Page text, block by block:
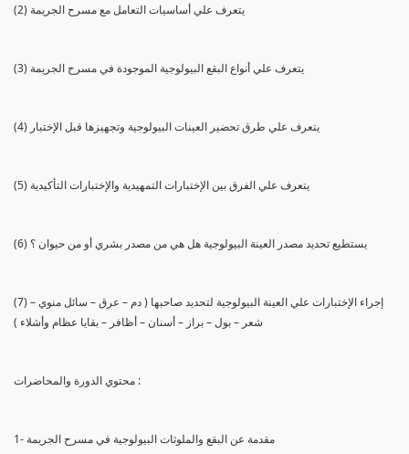
(2) يتعرف علي أساسيات التعامل مع مسرح الجريمة
(3) يتعرف علي أنواع البقع البيولوجية الموجودة في مسرح الجريمة
(4) يتعرف علي طرق تحضير العينات البيولوجية وتجهيزها قبل الإختبار
(5) يتعرف علي الفرق بين الإختبارات التمهيدية والإختبارات التأكيدية
(6) يستطيع تحديد مصدر العينة البيولوجية هل هي من مصدر بشري أو من حيوان ؟
(7) إجراء الإختبارات علي العينة البيولوجية لتحديد صاحبها ( دم – عرق – سائل منوي –
شعر – بول – براز – أسنان – أظافر – بقايا عظام وأشلاء )
محتوي الدورة والمحاضرات :
1- مقدمة عن البقع والملوثات البيولوجية في مسرح الجريمة